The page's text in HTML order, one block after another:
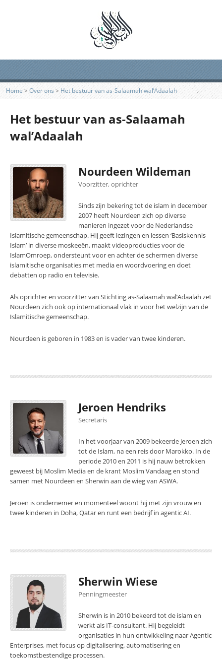
Home > Over ons > Het bestuur van as-Salaamah wal’Adaalah
Het bestuur van as-Salaamah
wal’Adaalah
Nourdeen Wildeman
Voorzitter, oprichter
Sinds zijn bekering tot de islam in december
2007 heeft Nourdeen zich op diverse
manieren ingezet voor de Nederlandse
Islamitische gemeenschap. Hij geeft lezingen en lessen ‘Basiskennis
Islam’ in diverse moskeeën, maakt videoproducties voor de
IslamOmroep, ondersteunt voor en achter de schermen diverse
islamitische organisaties met media en woordvoering en doet
debatten op radio en televisie.
Als oprichter en voorzitter van Stichting as-Salaamah wal’Adaalah zet
Nourdeen zich ook op internationaal vlak in voor het welzijn van de
Islamitische gemeenschap.
Nourdeen is geboren in 1983 en is vader van twee kinderen.
Jeroen Hendriks
Secretaris
In het voorjaar van 2009 bekeerde Jeroen zich
tot de Islam, na een reis door Marokko. In de
periode 2010 en 2011 is hij nauw betrokken
geweest bij Moslim Media en de krant Moslim Vandaag en stond
samen met Nourdeen en Sherwin aan de wieg van ASWA.
Jeroen is ondernemer en momenteel woont hij met zijn vrouw en
twee kinderen in Doha, Qatar en runt een bedrijf in agentic AI.
Sherwin Wiese
Penningmeester
Sherwin is in 2010 bekeerd tot de islam en
werkt als IT-consultant. Hij begeleidt
organisaties in hun ontwikkeling naar Agentic
Enterprises, met focus op digitalisering, automatisering en
toekomstbestendige processen.